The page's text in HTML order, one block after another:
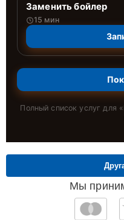
Заменить бойлер
15 мин
Полный список услуг для «
Мы